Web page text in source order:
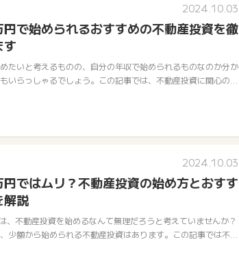
2024.10.03
で始められるおすすめの不動産投資を徹
す
たいと考えるものの、自分の年収で始められるものなのか分か
いらっしゃるでしょう。この記事では、不動産投資に関心のあ
方に向けて、不動産投資を始めるうえでの心配について解説し
2024.10.03
ではムリ？不動産投資の始め方とおすす
解説
、不動産投資を始めるなんて無理だろうと考えていませんか？
少額から始められる不動産投資はあります。この記事では不動
る年収300万円の方に向けて、不動産投資を始めるうえでの